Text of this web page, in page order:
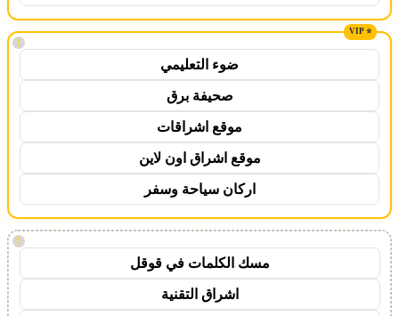
!
ضوء التعليمي
صحيفة برق
موقع اشراقات
موقع اشراق اون لاين
اركان سياحة وسفر
!
مسك الكلمات في قوقل
اشراق التقنية